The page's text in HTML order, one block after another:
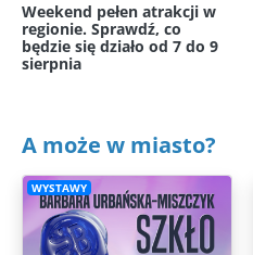
Weekend pełen atrakcji w
regionie. Sprawdź, co
będzie się działo od 7 do 9
sierpnia
A może w miasto?
WYSTAWY